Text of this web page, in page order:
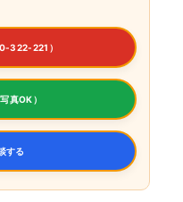
322-221）
真OK）
する